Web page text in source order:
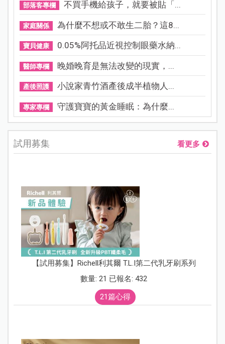
部落客專欄 不買手機給孩子，就要被貼「...
家庭關係 為什麼不想或不敢生二胎？這8...
寶貝健康 0.05%阿托品近視控制眼藥水納...
醫師專欄 晚婚晚育是無法改變的現實，...
產後照護 小說家青竹酒產後成半植物人...
專家專欄 守護寶寶的黃金睡眠：為什麼...
試用募集 看更多
【試用募集】Richell利其爾 T.L.I第二代乳牙刷系列
數量: 21 已報名: 432
21篇心得